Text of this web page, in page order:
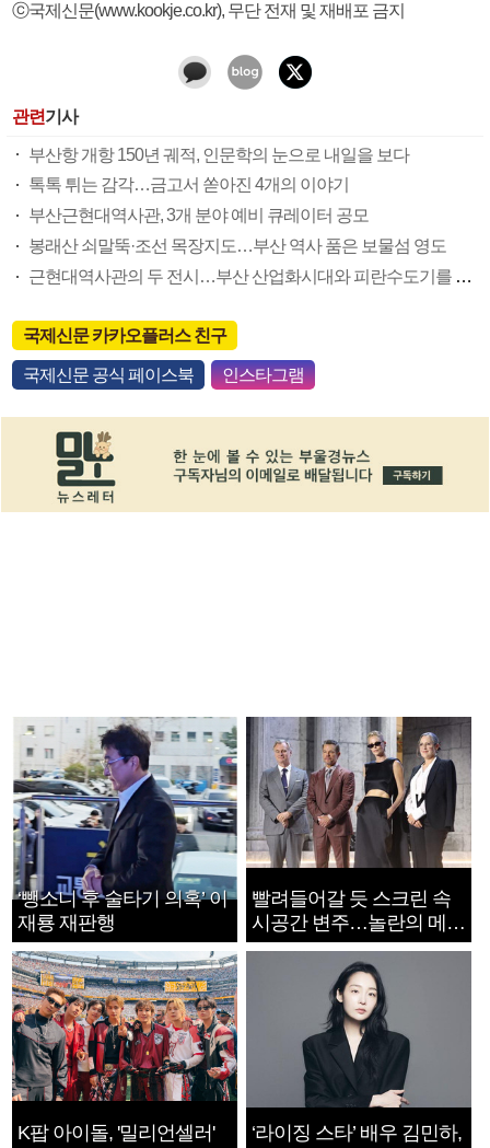
ⓒ국제신문(www.kookje.co.kr), 무단 전재 및 재배포 금지
관련기사
부산항 개항 150년 궤적, 인문학의 눈으로 내일을 보다
톡톡 튀는 감각…금고서 쏟아진 4개의 이야기
부산근현대역사관, 3개 분야 예비 큐레이터 공모
봉래산 쇠말뚝·조선 목장지도…부산 역사 품은 보물섬 영도
근현대역사관의 두 전시…부산 산업화시대와 피란수도기를 만나다
국제신문 카카오플러스 친구
국제신문 공식 페이스북 인스타그램
‘뺑소니 후 술타기 의혹’ 이
재룡 재판행
빨려들어갈 듯 스크린 속
시공간 변주…놀란의 메시
지는 ‘전쟁 속죄’
K팝 아이돌, '밀리언셀러'
‘라이징 스타’ 배우 김민하,